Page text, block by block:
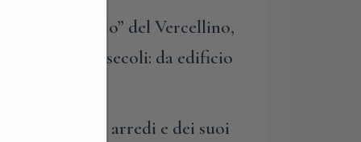
“gemello” del Vercellino,
nei secoli: da edificio
dei suoi arredi e dei suoi